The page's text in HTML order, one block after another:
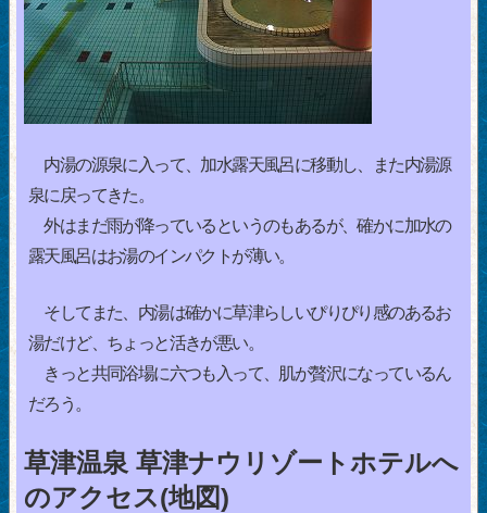
内湯の源泉に入って、加水露天風呂に移動し、また内湯源
泉に戻ってきた。
外はまだ雨が降っているというのもあるが、確かに加水の
露天風呂はお湯のインパクトが薄い。
そしてまた、内湯は確かに草津らしいぴりぴり感のあるお
湯だけど、ちょっと活きが悪い。
きっと共同浴場に六つも入って、肌が贅沢になっているん
だろう。
草津温泉 草津ナウリゾートホテルへ
のアクセス(地図)